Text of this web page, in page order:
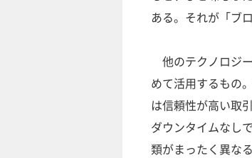
ある。それが「ブ
他のテクノロジ
めて活用するもの
は信頼性が高い取
ダウンタイムなし
類がまったく異なる